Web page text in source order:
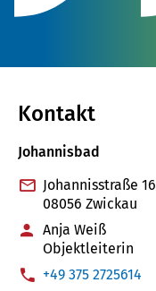
Kontakt
Johannisbad
Johannisstraße 16
08056 Zwickau
Anja Weiß
Objektleiterin
:+49 375 2725614